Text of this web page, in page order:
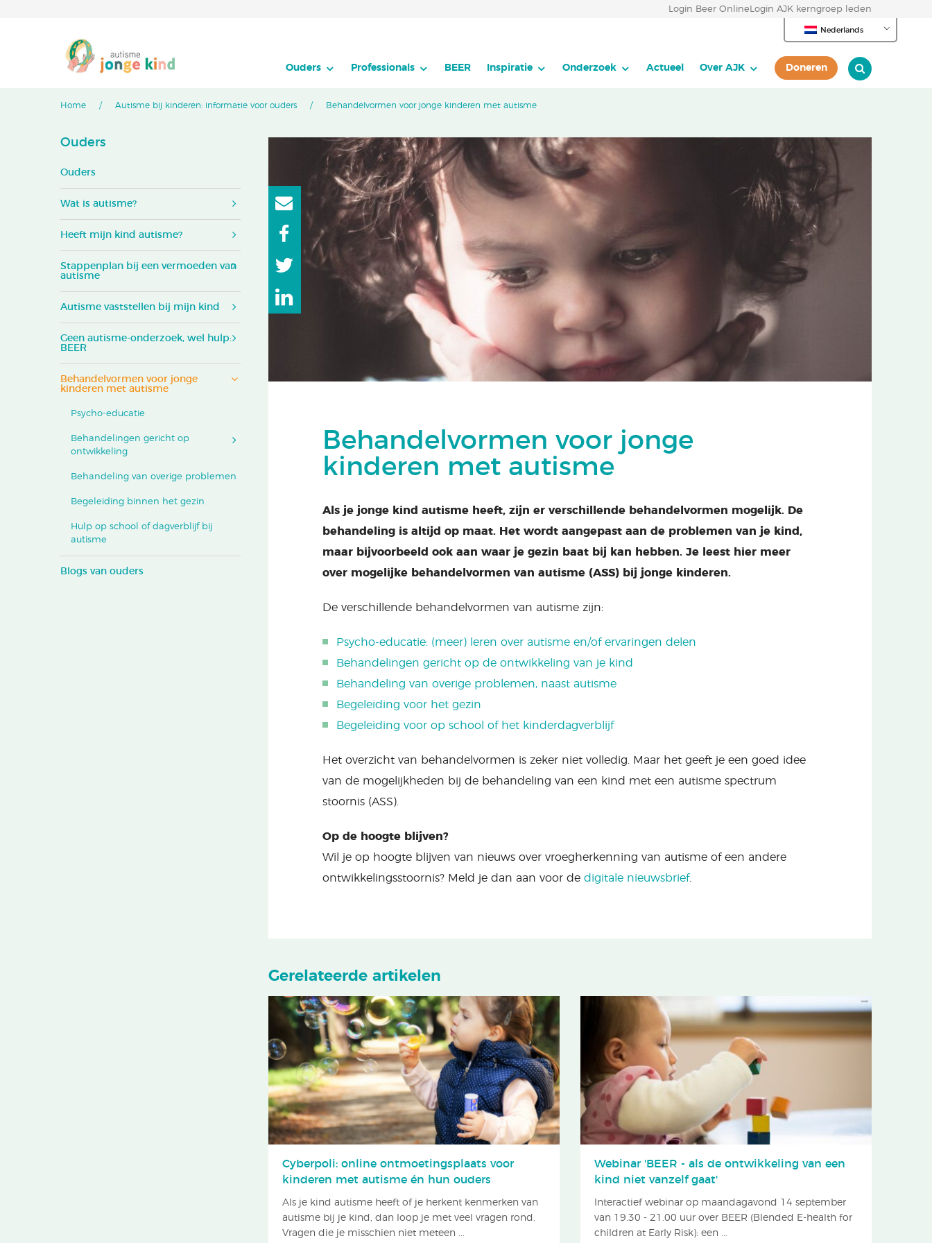
Login Beer Online Login AJK kerngroep leden
Nederlands
Ouders Professionals BEER Inspiratie Onderzoek Actueel Over AJK Doneren
Home Autisme bij kinderen: informatie voor ouders Behandelvormen voor jonge kinderen met autisme
Behandelvormen voor jonge
kinderen met autisme
Als je jonge kind autisme heeft, zijn er verschillende behandelvormen mogelijk. De
behandeling is altijd op maat. Het wordt aangepast aan de problemen van je kind,
maar bijvoorbeeld ook aan waar je gezin baat bij kan hebben. Je leest hier meer
over mogelijke behandelvormen van autisme (ASS) bij jonge kinderen.
De verschillende behandelvormen van autisme zijn:
Psycho-educatie: (meer) leren over autisme en/of ervaringen delen
Behandelingen gericht op de ontwikkeling van je kind
Behandeling van overige problemen, naast autisme
Begeleiding voor het gezin
Begeleiding voor op school of het kinderdagverblijf
Het overzicht van behandelvormen is zeker niet volledig. Maar het geeft je een goed idee
van de mogelijkheden bij de behandeling van een kind met een autisme spectrum
stoornis (ASS).
Op de hoogte blijven?
Wil je op hoogte blijven van nieuws over vroegherkenning van autisme of een andere
ontwikkelingsstoornis? Meld je dan aan voor de digitale nieuwsbrief.
Gerelateerde artikelen
Cyberpoli: online ontmoetingsplaats voor
kinderen met autisme én hun ouders
Als je kind autisme heeft of je herkent kenmerken van
autisme bij je kind, dan loop je met veel vragen rond.
Vragen die je misschien niet meteen ...
Webinar 'BEER - als de ontwikkeling van een
kind niet vanzelf gaat'
Interactief webinar op maandagavond 14 september
van 19.30 - 21.00 uur over BEER (Blended E-health for
children at Early Risk): een ...
Ouders
Ouders
Wat is autisme?
Heeft mijn kind autisme?
Stappenplan bij een vermoeden van
autisme
Autisme vaststellen bij mijn kind
Geen autisme-onderzoek, wel hulp:
BEER
Behandelvormen voor jonge
kinderen met autisme
Psycho-educatie
Behandelingen gericht op
ontwikkeling
Behandeling van overige problemen
Begeleiding binnen het gezin
Hulp op school of dagverblijf bij
autisme
Blogs van ouders